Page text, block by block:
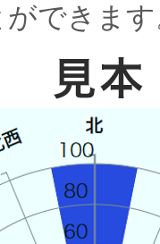
できま